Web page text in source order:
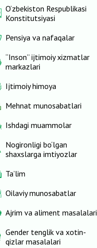
O‘zbekiston Respublikasi
Konstitutsiyasi
Pensiya va nafaqalar
“Inson” ijtimoiy xizmatlar
markazlari
Ijtimoiy himoya
Mehnat munosabatlari
Ishdagi muammolar
Nogironligi bo‘lgan
shaxslarga imtiyozlar
Ta’lim
Oilaviy munosabatlar
Ajrim va aliment masalalari
Gender tenglik va xotin-
qizlar masalalari